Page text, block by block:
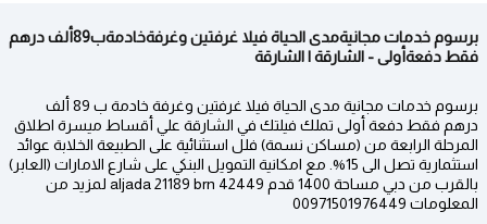
برسوم خدمات مجانيةمدى الحياة فيلا غرفتين وغرفةخادمةب89ألف درهم
فقط دفعةأولى - الشارقة | الشارقة
برسوم خدمات مجانية مدى الحياة فيلا غرفتين وغرفة خادمة ب 89 ألف
درهم فقط دفعة أولى تملك فيلتك في الشارقة علي أقساط ميسرة اطلاق
المرحلة الرابعة من (مساكن نسمة) فلل استثنائية على الطبيعة الخلابة عوائد
استثمارية تصل الى 15%. مع امكانية التمويل البنكي على شارع الامارات (العابر)
بالقرب من دبي مساحة 1400 قدم aljada 21189 brn 42449​ لمزيد من
المعلومات 00971501976449